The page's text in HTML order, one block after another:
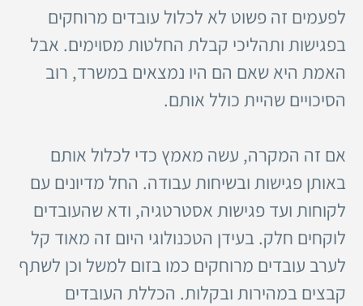
לפעמים זה פשוט לא לכלול עובדים מרוחקים
בפגישות ותהליכי קבלת החלטות מסוימים. אבל
האמת היא שאם הם היו נמצאים במשרד, רוב
הסיכויים שהיית כולל אותם.
אם זה המקרה, עשה מאמץ כדי לכלול אותם
באותן פגישות ובשיחות עבודה. החל מדיונים עם
לקוחות ועד פגישות אסטרטגיה, ודא שהעובדים
לוקחים חלק. בעידן הטכנולוגי היום זה מאוד קל
לערב עובדים מרוחקים כמו בזום למשל וכן לשתף
קבצים במהירות ובקלות. הכללת העובדים